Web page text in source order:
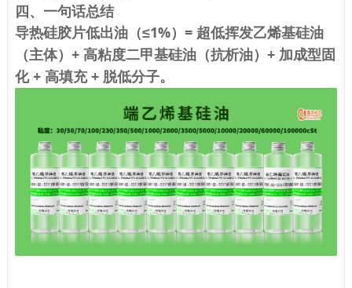
四、一句话总结
导热硅胶片低出油（≤1%）= 超低挥发乙烯基硅油
（主体）+ 高粘度二甲基硅油（抗析油）+ 加成型固
化 + 高填充 + 脱低分子。